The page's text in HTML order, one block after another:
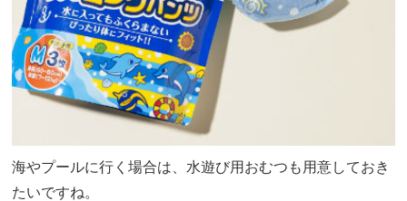
海やプールに行く場合は、水遊び用おむつも用意しておき
たいですね。